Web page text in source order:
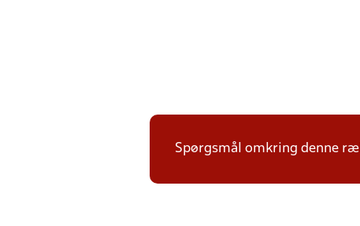
Spørgsmål omkring denne